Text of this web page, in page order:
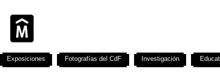
Exposiciones Fotografías del CdF Investigación